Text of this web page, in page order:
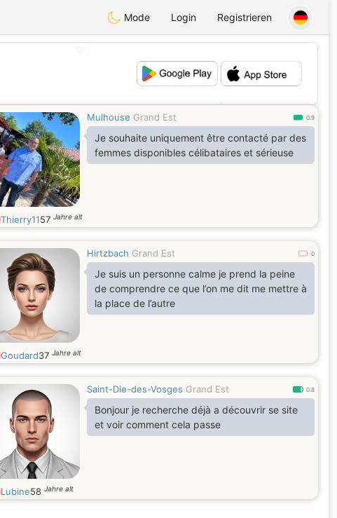
Mode Login Registrieren
💕
Mulhouse Grand Est 0.9
Je souhaite uniquement être contacté par des
femmes disponibles célibataires et sérieuse
Thierry1157 Jahre alt
Hirtzbach Grand Est 0
Je suis un personne calme je prend la peine
de comprendre ce que l’on me dit me mettre à
la place de l’autre
Goudard37 Jahre alt
Saint-Die-des-Vosges Grand Est 0.8
Bonjour je recherche déjà a découvrir se site
et voir comment cela passe
Lubine58 Jahre alt